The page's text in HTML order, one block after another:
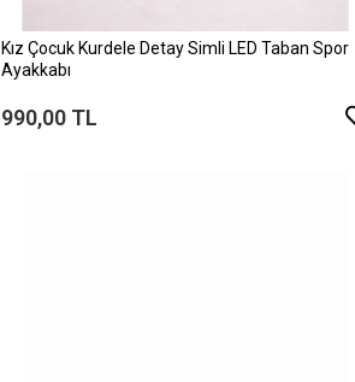
Kız Çocuk Kurdele Detay Simli LED Taban Spor
Ayakkabı
990,00 TL